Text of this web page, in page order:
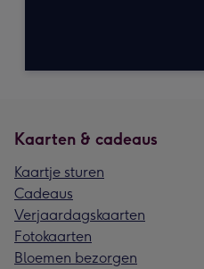
Kaarten & cadeaus
Kaartje sturen
Cadeaus
Verjaardagskaarten
Fotokaarten
Bloemen bezorgen